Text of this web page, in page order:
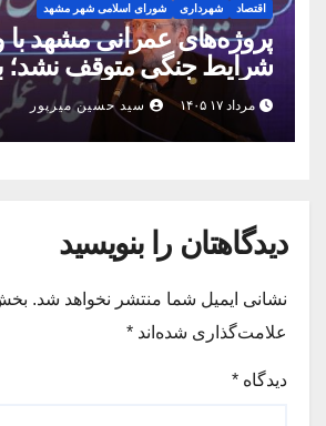
اقتصاد شهرداری شورای اسلامی شهر مشهد
پروژه‌های عمرانی مشهد با
همت پروژه در
رسید
مرداد ۱۷ ۱۴۰۵ سید حسین میرپور
دیدگاهتان را بنویسید
نشانی ایمیل شما منتشر نخواهد شد.
علامت‌گذاری شده‌اند *
دیدگاه *